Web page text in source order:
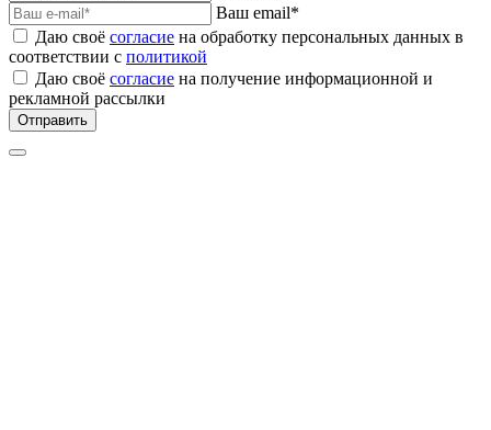
Ваш email*
Даю своё согласие на обработку персональных данных в
соответствии с политикой
Даю своё согласие на получение информационной и
рекламной рассылки
Отправить